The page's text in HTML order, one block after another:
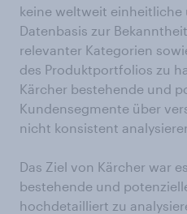
keine weltweit einheitliche
Datenbasis zur
relevanter Kategorien
des Produktportfolios zu
Kärcher bestehende und
Kundensegmente über
nicht konsistent
Das Ziel von Kärcher war
bestehende und
hochdetailliert zu